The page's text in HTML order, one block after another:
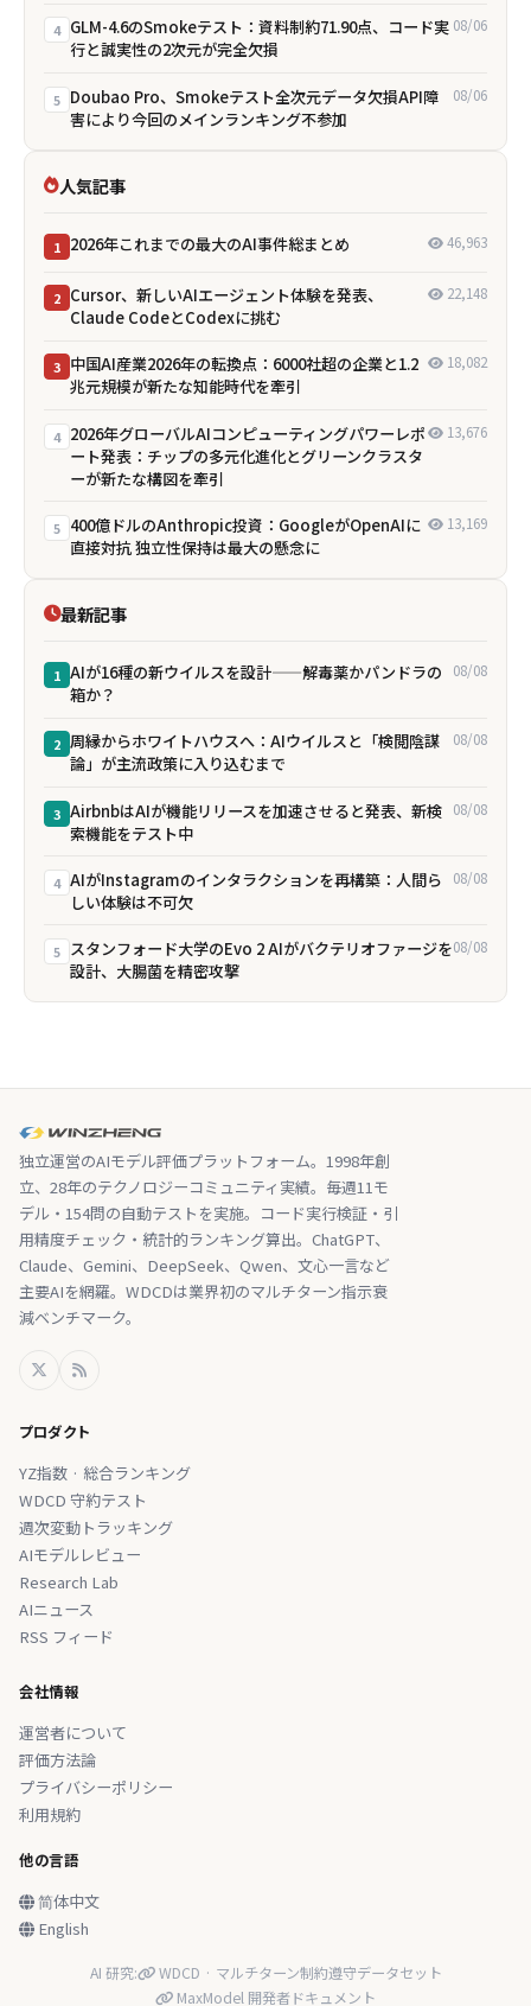
4 GLM-4.6のSmokeテスト：資料制約71.90点、コード実
行と誠実性の2次元が完全欠損
08/06
5 Doubao Pro、Smokeテスト全次元データ欠損――API障
害により今回のメインランキング不参加
08/06
人気記事
1 2026年これまでの最大のAI事件総まとめ 46,963
2 Cursor、新しいAIエージェント体験を発表、
Claude CodeとCodexに挑む
22,148
3 中国AI産業2026年の転換点：6000社超の企業と1.2
兆元規模が新たな知能時代を牽引
18,082
4 2026年グローバルAIコンピューティングパワーレポ
ート発表：チップの多元化進化とグリーンクラスタ
ーが新たな構図を牽引
13,676
5 400億ドルのAnthropic投資：GoogleがOpenAIに
直接対抗 独立性保持は最大の懸念に
13,169
最新記事
1 AIが16種の新ウイルスを設計——解毒薬かパンドラの
箱か？
08/08
2 周縁からホワイトハウスへ：AIウイルスと「検閲陰謀
論」が主流政策に入り込むまで
08/08
3 AirbnbはAIが機能リリースを加速させると発表、新検
索機能をテスト中
08/08
4 AIがInstagramのインタラクションを再構築：人間ら
しい体験は不可欠
08/08
5 スタンフォード大学のEvo 2 AIがバクテリオファージを
設計、大腸菌を精密攻撃
08/08
独立運営のAIモデル評価プラットフォーム。1998年創
立、28年のテクノロジーコミュニティ実績。毎週11モ
デル・154問の自動テストを実施。コード実行検証・引
用精度チェック・統計的ランキング算出。ChatGPT、
Claude、Gemini、DeepSeek、Qwen、文心一言など
主要AIを網羅。WDCDは業界初のマルチターン指示衰
減ベンチマーク。
プロダクト
YZ指数 · 総合ランキング
WDCD 守約テスト
週次変動トラッキング
AIモデルレビュー
Research Lab
AIニュース
RSS フィード
会社情報
運営者について
評価方法論
プライバシーポリシー
利用規約
他の言語
简体中文
English
AI 研究:
WDCD · マルチターン制約遵守データセット
MaxModel 開発者ドキュメント